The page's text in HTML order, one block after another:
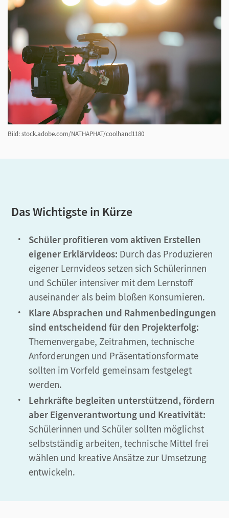
Bild: stock.adobe.com/NATHAPHAT/coolhand1180
Das Wichtigste in Kürze
Schüler profitieren vom aktiven Erstellen
eigener Erklärvideos: Durch das Produzieren
eigener Lernvideos setzen sich Schülerinnen
und Schüler intensiver mit dem Lernstoff
auseinander als beim bloßen Konsumieren.
Klare Absprachen und Rahmenbedingungen
sind entscheidend für den Projekterfolg:
Themenvergabe, Zeitrahmen, technische
Anforderungen und Präsentationsformate
sollten im Vorfeld gemeinsam festgelegt
werden.
Lehrkräfte begleiten unterstützend, fördern
aber Eigenverantwortung und Kreativität:
Schülerinnen und Schüler sollten möglichst
selbstständig arbeiten, technische Mittel frei
wählen und kreative Ansätze zur Umsetzung
entwickeln.